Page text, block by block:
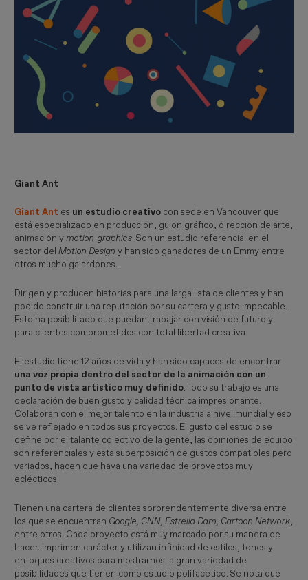
Giant Ant
Giant Ant es un estudio creativo con sede en Vancouver que
está especializado en producción, guion gráfico, dirección de arte,
animación ymotion-graphics. Son un estudio referencial en el
sector delMotion Design y han sido ganadores de un Emmy entre
otros mucho galardones.
Dirigen y producen historias para una larga lista de clientes y han
podido construir una reputación por su cartera y gusto impecable.
Esto ha posibilitado que puedan trabajar con visión de futuro y
para clientes comprometidos con total libertad creativa.
El estudio tiene 12 años de vida y han sido capaces de encontrar
una voz propia dentro del sector de la animación con un
punto de vista artístico muy definido. Todo su trabajo es una
declaración de buen gusto y calidad técnica impresionante.
Colaboran con el mejor talento en la industria a nivel mundial y eso
se ve reflejado en todos sus proyectos. El gusto del estudio se
define por el talante colectivo de la gente, las opiniones de equipo
son referenciales y esta superposición de gustos compatibles pero
variados, hacen que haya una variedad de proyectos muy
eclécticos.
Tienen una cartera de clientes sorprendentemente diversa entre
los que se encuentran Google, CNN, Estrella Dam, Cartoon Network,
entre otros. Cada proyecto está muy marcado por su manera de
hacer. Imprimen carácter y utilizan infinidad de estilos, tonos y
enfoques creativos para mostrarnos la gran variedad de
posibilidades que tienen como estudio polifacético. Se nota que